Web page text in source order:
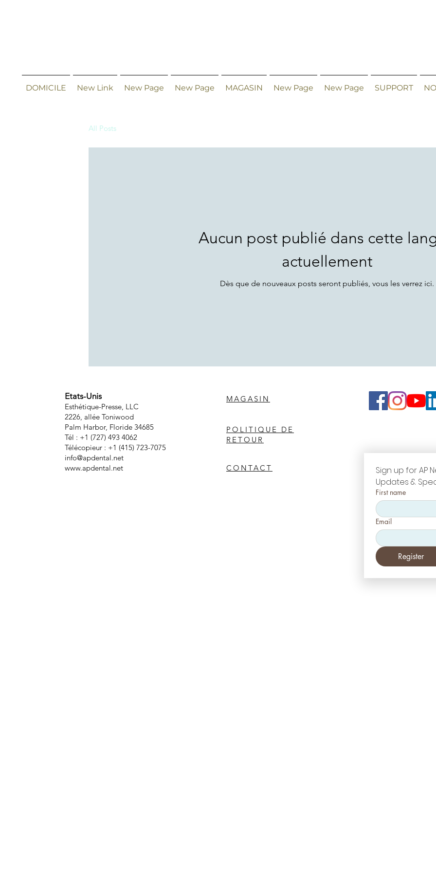
DOMICILE New Link New Page New Page MAGASIN New Page New Page SUPPORT
All Posts
Aucun post publié dans cette
actuellement
Dès que de nouveaux posts seront publiés, vous les verrez ici.
Etats-Unis
Esthétique-Presse, LLC
2226, allée Toniwood
Palm Harbor, Floride 34685
Tél : +1 (727) 493 4062
Télécopieur : +1 (415) 723-7075
info@apdental.net
www.apdental.net
MAGASIN
POLITIQUE DE
RETOUR
CONTACT
Sign up for AP
Updates &
First name
Email
Register